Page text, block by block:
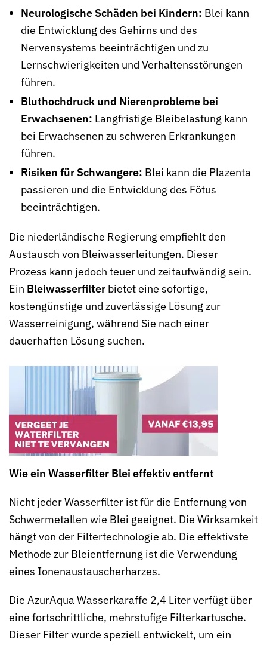
Neurologische Schäden bei Kindern: Blei kann
die Entwicklung des Gehirns und des
Nervensystems beeinträchtigen und zu
Lernschwierigkeiten und Verhaltensstörungen
führen.
Bluthochdruck und Nierenprobleme bei
Erwachsenen: Langfristige Bleibelastung kann
bei Erwachsenen zu schweren Erkrankungen
führen.
Risiken für Schwangere: Blei kann die Plazenta
passieren und die Entwicklung des Fötus
beeinträchtigen.
Die niederländische Regierung empfiehlt den
Austausch von Bleiwasserleitungen. Dieser
Prozess kann jedoch teuer und zeitaufwändig sein.
Ein Bleiwasserfilter bietet eine sofortige,
kostengünstige und zuverlässige Lösung zur
Wasserreinigung, während Sie nach einer
dauerhaften Lösung suchen.
Wie ein Wasserfilter Blei effektiv entfernt
Nicht jeder Wasserfilter ist für die Entfernung von
Schwermetallen wie Blei geeignet. Die Wirksamkeit
hängt von der Filtertechnologie ab. Die effektivste
Methode zur Bleientfernung ist die Verwendung
eines Ionenaustauscherharzes.
Die AzurAqua Wasserkaraffe 2,4 Liter verfügt über
eine fortschrittliche, mehrstufige Filterkartusche.
Dieser Filter wurde speziell entwickelt, um ein